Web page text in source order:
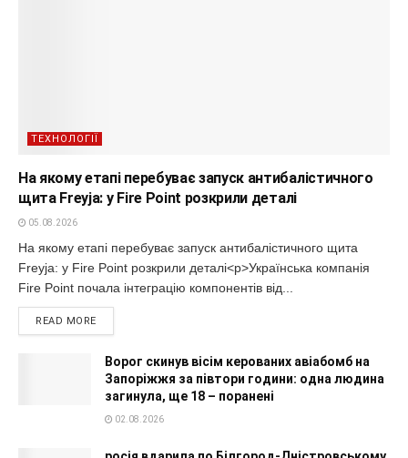
ТЕХНОЛОГІЇ
На якому етапі перебуває запуск антибалістичного
щита Freyja: у Fire Point розкрили деталі
05.08.2026
На якому етапі перебуває запуск антибалістичного щита
Freyja: у Fire Point розкрили деталі<p>Українська компанія
Fire Point почала інтеграцію компонентів від...
READ MORE
Ворог скинув вісім керованих авіабомб на
Запоріжжя за півтори години: одна людина
загинула, ще 18 – поранені
02.08.2026